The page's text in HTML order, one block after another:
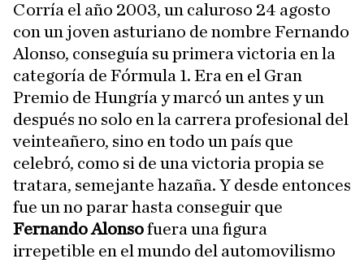
Corría el año 2003, un caluroso 24 agosto
con un joven asturiano de nombre Fernando
Alonso, conseguía su primera victoria en la
categoría de Fórmula 1. Era en el Gran
Premio de Hungría y marcó un antes y un
después no solo en la carrera profesional del
veinteañero, sino en todo un país que
celebró, como si de una victoria propia se
tratara, semejante hazaña. Y desde entonces
fue un no parar hasta conseguir que
Fernando Alonsofuera una figura
irrepetible en el mundo del automovilismo